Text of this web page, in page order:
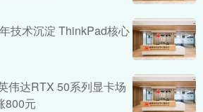
技术沉淀 ThinkPad核心
伟达RTX 50系列显卡场
800元